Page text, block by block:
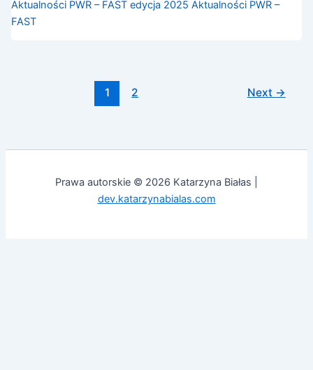
Aktualności PWR – FAST edycja 2025 Aktualności PWR –
FAST
1 2 Next →
Prawa autorskie © 2026 Katarzyna Białas |
dev.katarzynabialas.com